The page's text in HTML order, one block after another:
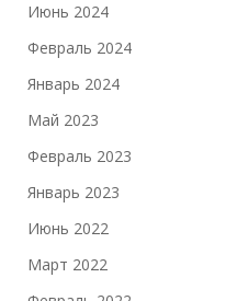
Июнь 2024
Февраль 2024
Январь 2024
Май 2023
Февраль 2023
Январь 2023
Июнь 2022
Март 2022